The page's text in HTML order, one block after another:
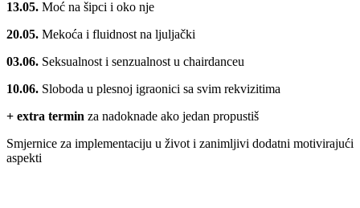
13.05. Moć na šipci i oko nje
20.05. Mekoća i fluidnost na ljuljački
03.06. Seksualnost i senzualnost u chairdanceu
10.06. Sloboda u plesnoj igraonici sa svim rekvizitima
+ extra termin za nadoknade ako jedan propustiš
Smjernice za implementaciju u život i zanimljivi dodatni motivirajući
aspekti